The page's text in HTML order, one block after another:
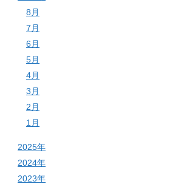
8月
7月
6月
5月
4月
3月
2月
1月
2025年
2024年
2023年